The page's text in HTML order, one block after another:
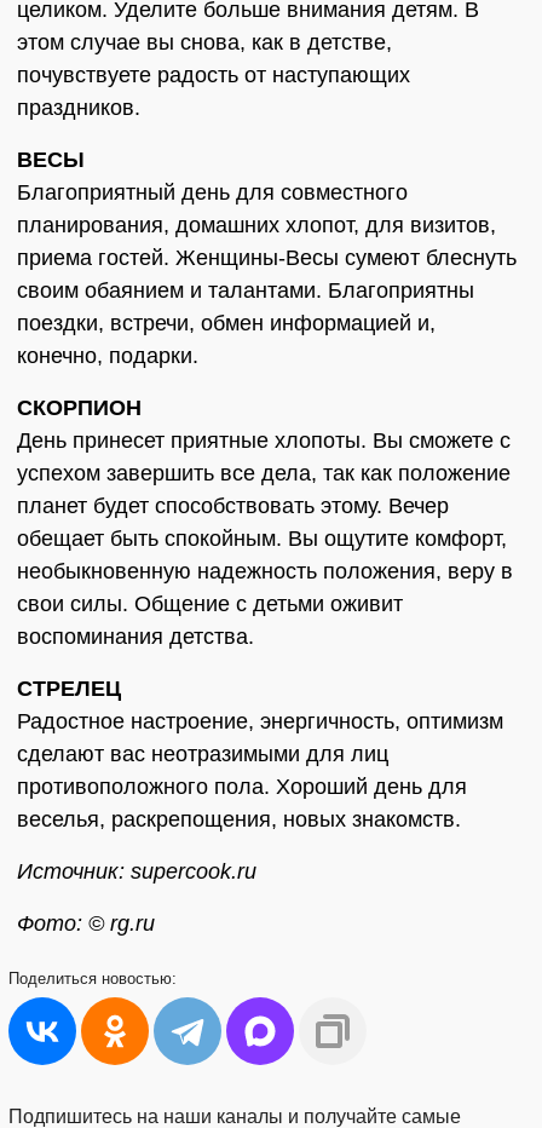
целиком. Уделите больше внимания детям. В
этом случае вы снова, как в детстве,
почувствуете радость от наступающих
праздников.
ВЕСЫ
Благоприятный день для совместного
планирования, домашних хлопот, для визитов,
приема гостей. Женщины-Весы сумеют блеснуть
своим обаянием и талантами. Благоприятны
поездки, встречи, обмен информацией и,
конечно, подарки.
СКОРПИОН
День принесет приятные хлопоты. Вы сможете с
успехом завершить все дела, так как положение
планет будет способствовать этому. Вечер
обещает быть спокойным. Вы ощутите комфорт,
необыкновенную надежность положения, веру в
свои силы. Общение с детьми оживит
воспоминания детства.
СТРЕЛЕЦ
Радостное настроение, энергичность, оптимизм
сделают вас неотразимыми для лиц
противоположного пола. Хороший день для
веселья, раскрепощения, новых знакомств.
Источник: supercook.ru
Фото: © rg.ru
Поделиться новостью:
Подпишитесь на наши каналы и получайте самые